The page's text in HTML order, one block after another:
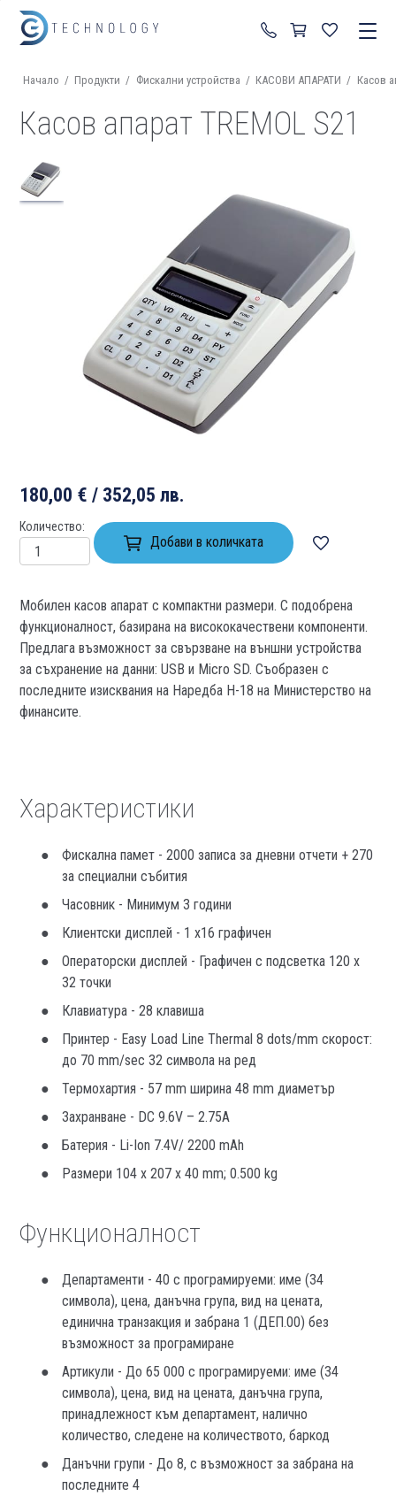
+359 87 822 99 92
Начало / Продукти / Фискални устройства / КАСОВИ АПАРАТИ / Касов
Касов апарат TREMOL S21
180,00 € / 352,05 лв.
Количество
Добави в количката
Мобилен касов апарат с компактни размери. С подобрена
функционалност, базирана на висококачествени компоненти.
Предлага възможност за свързване на външни устройства
за съхранение на данни: USB и Micro SD. Съобразен с
последните изисквания на Наредба Н-18 на Министерство на
финансите.
Характеристики
Фискална памет - 2000 записа за дневни отчети + 270
за специални събития
Часовник - Минимум 3 години
Клиентски дисплей - 1 x16 графичен
Операторски дисплей - Графичен с подсветка 120 х
32 точки
Клавиатура - 28 клавиша
Принтер - Easy Load Line Thermal 8 dots/mm скорост:
до 70 mm/sec 32 символа на ред
Термохартия - 57 mm ширина 48 mm диаметър
Захранване - DC 9.6V – 2.75A
Батерия - Li-Ion 7.4V/ 2200 mAh
Размери 104 x 207 x 40 mm; 0.500 kg
Функционалност
Департаменти - 40 с програмируеми: име (34
символа), цена, данъчна група, вид на цената,
единична транзакция и забрана 1 (ДЕП.00) без
възможност за програмиране
Артикули - До 65 000 с програмируеми: име (34
символа), цена, вид на цената, данъчна група,
принадлежност към департамент, налично
количество, следене на количеството, баркод
Данъчни групи - До 8, с възможност за забрана на
последните 4